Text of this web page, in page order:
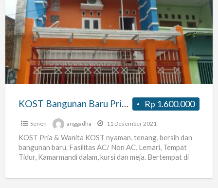
KOST
Bangunan
Baru
Pria
&
Wanita
Rp 1.600.000
KOST Bangunan Baru Pria & Wanita
Senen anggadha 11 Desember 2021
KOST Pria & Wanita KOST nyaman, tenang, bersih dan
bangunan baru. Fasilitas AC/ Non AC, Lemari, Tempat
Tidur, Kamarmandi dalam, kursi dan meja. Bertempat di